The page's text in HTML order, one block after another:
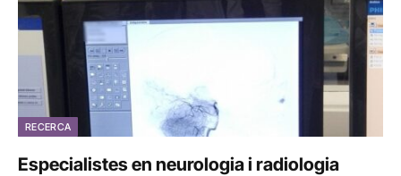
RECERCA
Especialistes en neurologia i radiologia